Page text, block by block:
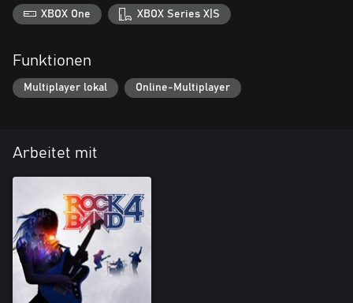
XBOX One XBOX Series X|S
Funktionen
Multiplayer lokal Online-Multiplayer
Arbeitet mit